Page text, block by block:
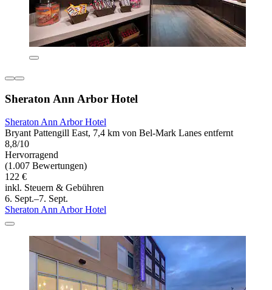
Sheraton Ann Arbor Hotel
Sheraton Ann Arbor Hotel
Bryant Pattengill East, 7,4 km von Bel-Mark Lanes entfernt
8,8/10
Hervorragend
(1.007 Bewertungen)
122 €
inkl. Steuern & Gebühren
6. Sept.–7. Sept.
Sheraton Ann Arbor Hotel